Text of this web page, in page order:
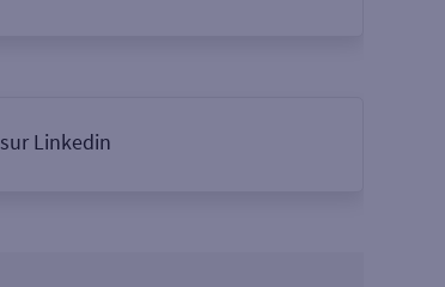
sur Linkedin